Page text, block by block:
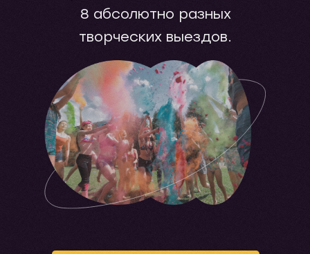
8 абсолютно разных
творческих выездов.